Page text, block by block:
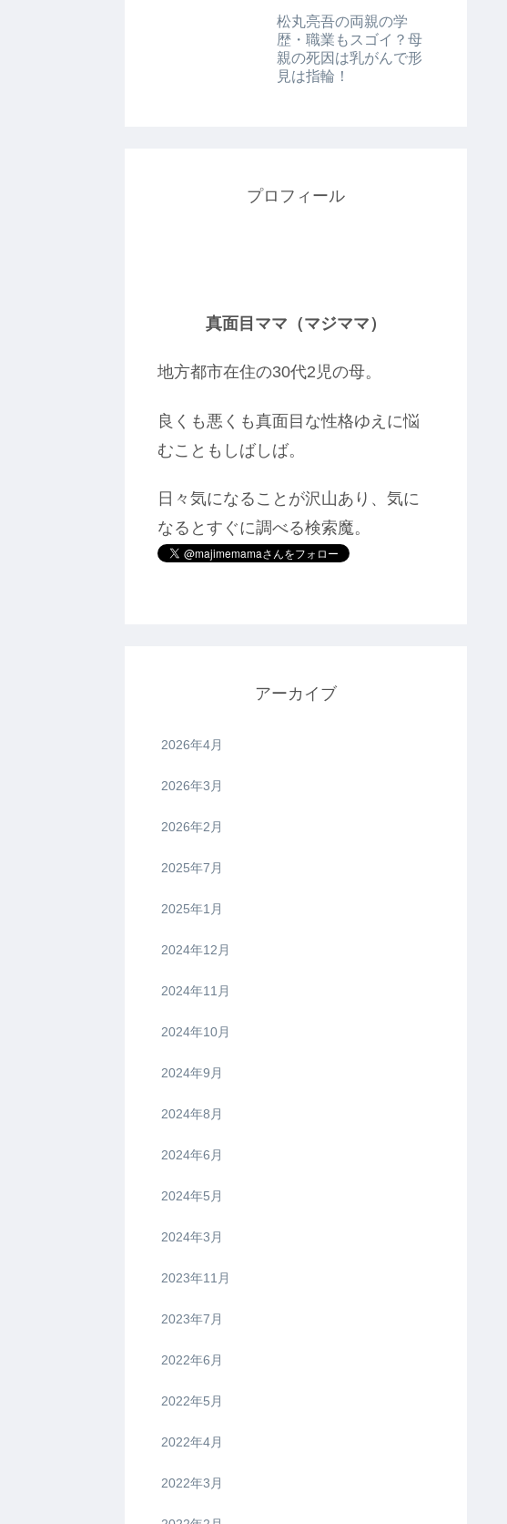
松丸亮吾の両親の学
歴・職業もスゴイ？母
親の死因は乳がんで形
見は指輪！
プロフィール
真面目ママ（マジママ）
地方都市在住の30代2児の母。
良くも悪くも真面目な性格ゆえに悩
むこともしばしば。
日々気になることが沢山あり、気に
なるとすぐに調べる検索魔。
アーカイブ
2026年4月
2026年3月
2026年2月
2025年7月
2025年1月
2024年12月
2024年11月
2024年10月
2024年9月
2024年8月
2024年6月
2024年5月
2024年3月
2023年11月
2023年7月
2022年6月
2022年5月
2022年4月
2022年3月